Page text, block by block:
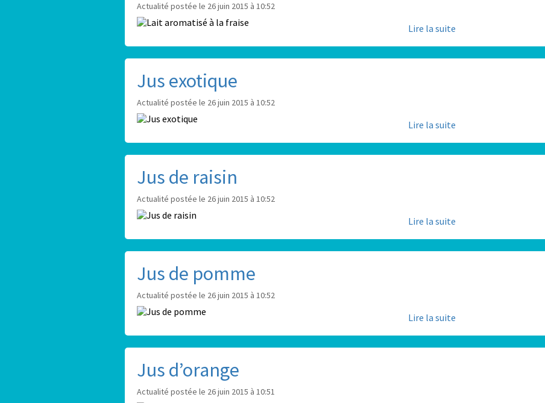
Actualité postée le 26 juin 2015 à 10:52
Lire la suite
Jus exotique
Actualité postée le 26 juin 2015 à 10:52
Lire la suite
Jus de raisin
Actualité postée le 26 juin 2015 à 10:52
Lire la suite
Jus de pomme
Actualité postée le 26 juin 2015 à 10:52
Lire la suite
Jus d’orange
Actualité postée le 26 juin 2015 à 10:51